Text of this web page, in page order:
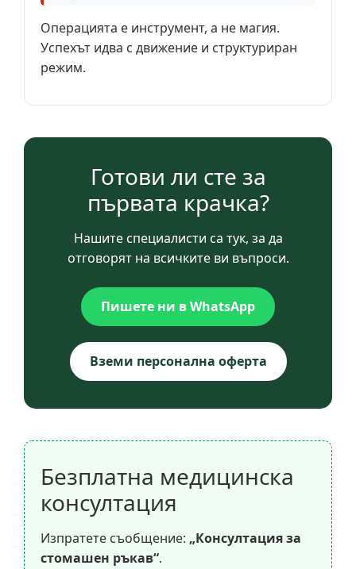
Операцията е инструмент, а не магия.
Успехът идва с движение и структуриран
режим.
Готови ли сте за
първата крачка?
Нашите специалисти са тук, за да
отговорят на всичките ви въпроси.
Пишете ни в WhatsApp
Вземи персонална оферта
Безплатна медицинска
консултация
Изпратете съобщение: „Консултация за
стомашен ръкав“.